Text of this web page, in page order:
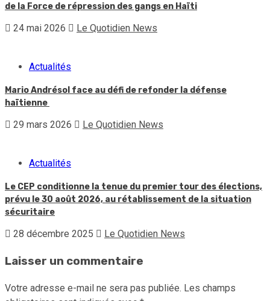
de la Force de répression des gangs en Haïti
24 mai 2026 Le Quotidien News
Actualités
Mario Andrésol face au défi de refonder la défense
haïtienne
29 mars 2026 Le Quotidien News
Actualités
Le CEP conditionne la tenue du premier tour des élections,
prévu le 30 août 2026, au rétablissement de la situation
sécuritaire
28 décembre 2025 Le Quotidien News
Laisser un commentaire
Votre adresse e-mail ne sera pas publiée. Les champs